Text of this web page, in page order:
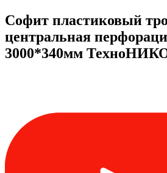
Софит пластиковый
центральная
3000*340мм